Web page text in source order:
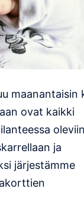
maanantaisin
ovat kaikki
oleviin
ja
järjestämme